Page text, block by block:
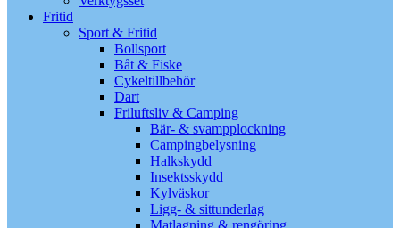
Fritid
Sport & Fritid
Bollsport
Båt & Fiske
Cykeltillbehör
Dart
Friluftsliv & Camping
Bär- & svampplockning
Campingbelysning
Halkskydd
Insektsskydd
Kylväskor
Ligg- & sittunderlag
Matlagning & rengöring